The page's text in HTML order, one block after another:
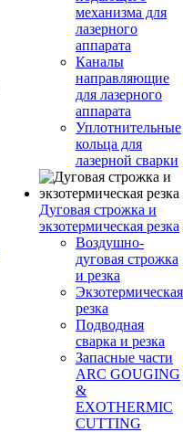
механизма для
лазерного
аппарата
Каналы
направляющие
для лазерного
аппарата
Уплотнительные
кольца для
лазерной сварки
Дуговая строжка и
экзотермическая резка
Воздушно-
дуговая строжка
и резка
Экзотермическая
резка
Подводная
сварка и резка
Запасные части
ARC GOUGING
&
EXOTHERMIC
CUTTING